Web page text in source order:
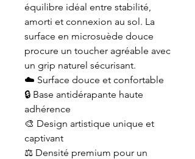
équilibre idéal entre stabilité,
amorti et connexion au sol. La
surface en microsuède douce
procure un toucher agréable avec
un grip naturel sécurisant.
☁️ Surface douce et confortable
🔒 Base antidérapante haute
adhérence
🎨 Design artistique unique et
captivant
⚖️ Densité premium pour un